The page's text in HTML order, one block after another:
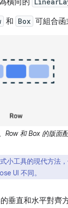
橫向的
和 Box 可組合
Row 和 Box 的版面配
小工具的現代方法
UI 不同。
垂直和水平對齊